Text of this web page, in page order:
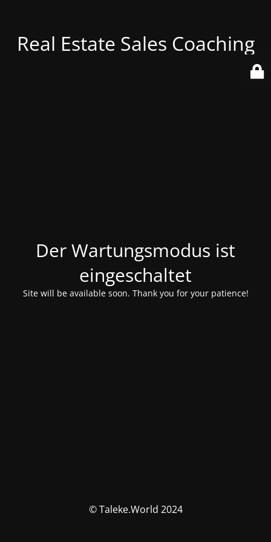
Real Estate Sales Coaching
Der Wartungsmodus ist
eingeschaltet
Site will be available soon. Thank you for your patience!
© Taleke.World 2024